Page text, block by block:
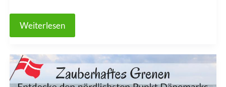
500+
deine
Reise
Bucket
List
Weiterlesen